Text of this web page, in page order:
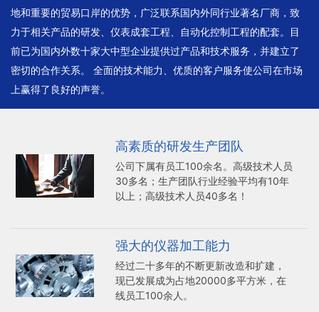
地和重要的贸易口岸的优势，广泛联系国内外同行业著名厂商，致
力于相关产品的研发、仪表成套工程、自动化控制工程的配套。目
前已为国内外数十家大中型企业提供过产品和技术服务，并建立了
密切的合作关系。 全面的技术能力、优质的客户服务使公司在市场
上赢得了良好的声誉。
高素质的研发生产团队
公司下属有员工100余名。高级技术人员
30多名；生产团队行业经验平均有10年
以上；高级技术人员40多名！
强大的仪器加工能力
经过二十多年的不断更新改造和扩建，
现已发展成为占地20000多平方米，在
线员工100余人。